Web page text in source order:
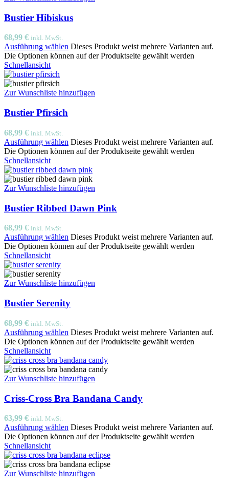
Bustier Hibiskus
68,99 € inkl. MwSt.
Ausführung wählen Dieses Produkt weist mehrere Varianten auf.
Die Optionen können auf der Produktseite gewählt werden
Schnellansicht
Zur Wunschliste hinzufügen
Bustier Pfirsich
68,99 € inkl. MwSt.
Ausführung wählen Dieses Produkt weist mehrere Varianten auf.
Die Optionen können auf der Produktseite gewählt werden
Schnellansicht
Zur Wunschliste hinzufügen
Bustier Ribbed Dawn Pink
68,99 € inkl. MwSt.
Ausführung wählen Dieses Produkt weist mehrere Varianten auf.
Die Optionen können auf der Produktseite gewählt werden
Schnellansicht
Zur Wunschliste hinzufügen
Bustier Serenity
68,99 € inkl. MwSt.
Ausführung wählen Dieses Produkt weist mehrere Varianten auf.
Die Optionen können auf der Produktseite gewählt werden
Schnellansicht
Zur Wunschliste hinzufügen
Criss-Cross Bra Bandana Candy
63,99 € inkl. MwSt.
Ausführung wählen Dieses Produkt weist mehrere Varianten auf.
Die Optionen können auf der Produktseite gewählt werden
Schnellansicht
Zur Wunschliste hinzufügen